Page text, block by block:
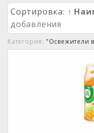
Сортировка: ↑
добавления
Категория: "Освежители